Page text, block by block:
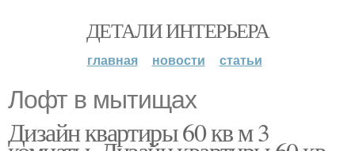
ДЕТАЛИ ИНТЕРЬЕРА
главная новости статьи
Лофт в мытищах
Дизайн квартиры 60 кв м 3